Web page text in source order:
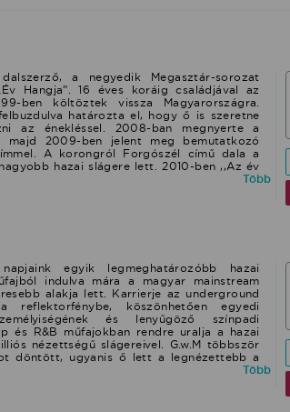
a negyedik Megasztár-sorozat
Hangja”. 16 éves koráig családjával az
ben költöztek vissza Magyarországra.
határozta el, hogy ő is szeretne
az énekléssel. 2008-ban megnyerte a
majd 2009-ben jelent meg bemutatkozó
A korongról Forgószél című dala a
hazai slágere lett. 2010-ben ,,Az év
Fonogram-díjra is jelölték. 2010
listán, mellyel az év legnagyobb hazai
Ezt követően két évig ,,Az ének
showban Viktor volt egyike a négy
amerikai The Voice műsorában szerepelt
ban a Star Academy egyik zsűritagja volt,
sztár ötödik évadának második
a Sztárban sztár +1 kicsi második
2018-ba bejutott a Budapest Girl című
Több
egyik legmeghatározóbb hazai
indulva mára a magyar mainstream
alakja lett. Karrierje az underground
reflektorfénybe, köszönhetően egyedi
és lenyűgöző színpadi
és R&B műfajokban rendre uralja a hazai
nézettségű slágereivel. G.w.M többször
döntött, ugyanis ő lett a legnézettebb a
ben alkotói szünetre ment, amit 15 éves
Több